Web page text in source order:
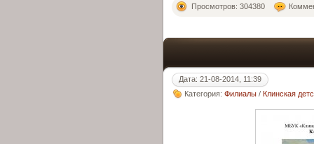
Просмотров: 304380
Дата: 21-08-2014, 11:39
Категория: Филиалы / Клинская